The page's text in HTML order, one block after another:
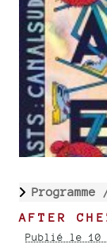
Programme
AFTER
Publié le 10